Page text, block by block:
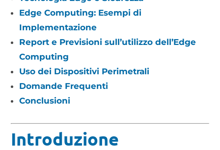
Edge Computing: Esempi di
Implementazione
Report e Previsioni sull’utilizzo dell’Edge
Computing
Uso dei Dispositivi Perimetrali
Domande Frequenti
Conclusioni
Introduzione